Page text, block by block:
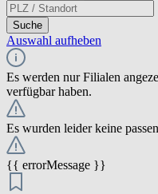
Suche
Auswahl aufheben
Es werden nur Filialen
verfügbar haben.
Es wurden leider keine
{{ errorMessage }}